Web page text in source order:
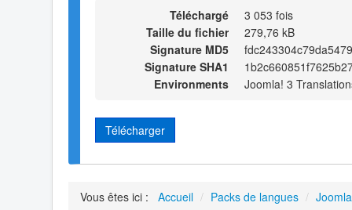
Téléchargé
3 053 fois
Taille du fichier
279,76 kB
Signature MD5
Signature SHA1
Environments
Joomla! 3
Télécharger
Vous êtes ici : Accueil / Packs de langues /